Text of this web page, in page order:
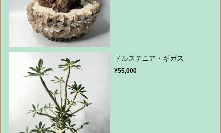
ドルステニア・ギガス
¥55,000